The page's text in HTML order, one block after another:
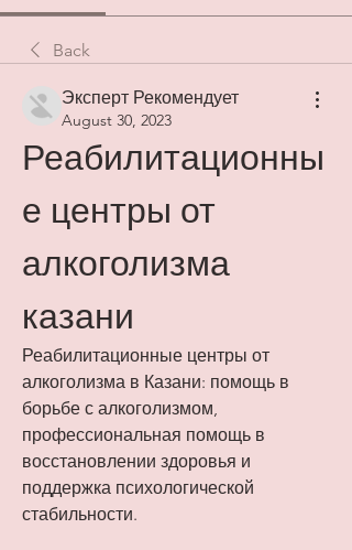
Back
Эксперт Рекомендует
August 30, 2023
Реабилитационны
е центры от
алкоголизма
казани
Реабилитационные центры от
алкоголизма в Казани: помощь в
борьбе с алкоголизмом,
профессиональная помощь в
восстановлении здоровья и
поддержка психологической
стабильности.